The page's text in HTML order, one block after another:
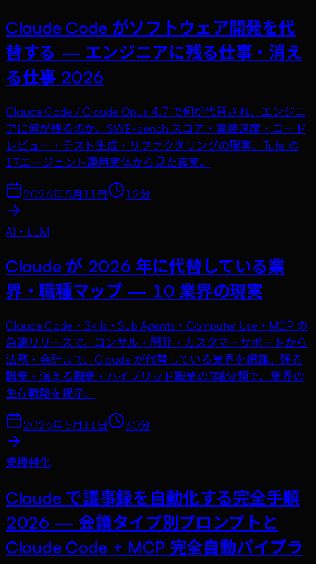
Claude Code がソフトウェア開発を代
替する — エンジニアに残る仕事・消え
る仕事 2026
Claude Code / Claude Opus 4.7 で何が代替され、エンジニ
アに何が残るのか。SWE-bench スコア・実装速度・コード
レビュー・テスト生成・リファクタリングの現実、Tufe の
17エージェント運用実体から見た真実。
2026年5月11日 12分
AI・LLM
Claude が 2026 年に代替している業
界・職種マップ — 10 業界の現実
Claude Code・Skills・Sub Agents・Computer Use・MCP の
急速リリースで、コンサル・開発・カスタマーサポートから
法務・会計まで、Claude が代替している業界を網羅。残る
職業・消える職業・ハイブリッド職業の3軸分類で、業界の
生存戦略を提示。
2026年5月11日 30分
業種特化
Claude で議事録を自動化する完全手順
2026 — 会議タイプ別プロンプトと
Claude Code + MCP 完全自動パイプラ